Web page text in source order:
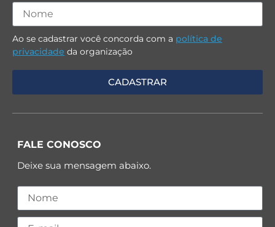
Ao se cadastrar você concorda com a política de
privacidade da organização
FALE CONOSCO
Deixe sua mensagem abaixo.